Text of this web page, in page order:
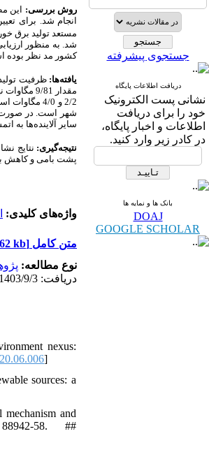
جستجوی پیشرفته
دریافت اطلاعات پایگاه
نشانی پست الکترونیک
خود را برای دریافت
اطلاعات و اخبار پایگاه،
در کادر زیر وارد کنید.
بانک ها و نمایه ها
DOAJ
GOOGLE SCHOLAR
روش بررسی: این
انجام شد. برای
مستعد تولید برق
شد. به منظور
کشور مد نظر بوده
یافتهها:
مقدار 9/
سایر آلاینده‌ها به
نتیجهگیری: نتایج
پشت بامی و کاهش
واژه‌های کلیدی:
متن کامل [PDF 662 kb]
نوع مطالعه:
دریافت: 1403/9/3 | پذیرش: 1403/11/28 | انتشار: 1404/6/5
nexus:
]
sources: a
and
58. ##